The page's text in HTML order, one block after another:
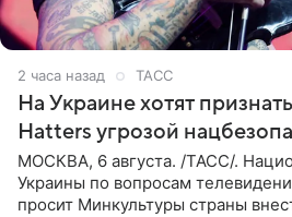
2 часа назад ТАСС
На Украине хотят
Hatters угрозой
МОСКВА, 6 августа. /ТАСС/.
Украины по вопросам
просит Минкультуры страны